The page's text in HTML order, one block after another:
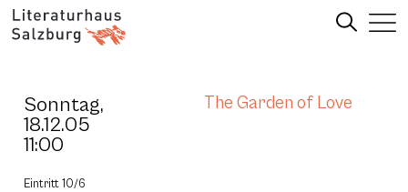
Sonntag,
18.12.05
11:00
The Garden of Love
Eintritt 10/6